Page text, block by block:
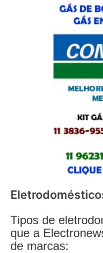
Tipos de
que a
de marcas: